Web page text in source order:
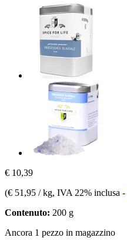
€ 10,39
(€ 51,95 / kg, IVA 22% inclusa -
Contenuto: 200 g
Ancora 1 pezzo in magazzino